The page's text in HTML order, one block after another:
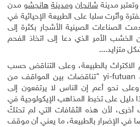
مدينةشانجانومدينة هانجشو مدن
وأثرت سلبا على الطبيعة الإحيائية في
الصناعات الصينية الأشجار بكثرة إلى
الأمر الذي دعا إلى اتخاذ الفحم
متزايد....
بالطبيعة، وعلى التناقض حسب
yi-futuan "تناقضات بين المواقف من
وعلى نحو أعم إن الناس لا يرتفعون إلى
دليل على تخبط المذاهب الإيكولوجية في
أخرى، لأن هذه الثقافات التي لم تحتكّ
في الإضرار بالطبيعة، ما يعني أن موقف